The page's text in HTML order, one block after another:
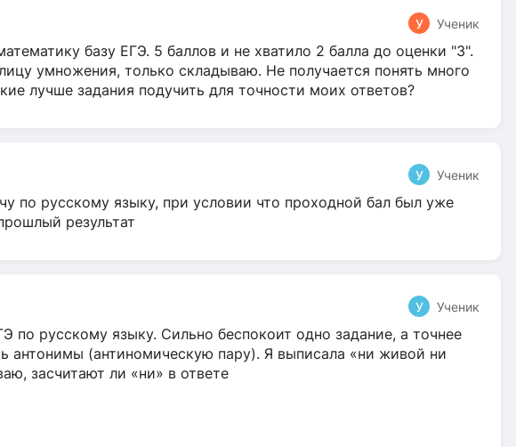
У Ученик
базу ЕГЭ. 5 баллов и не хватило 2 балла до оценки "3".
умножения, только складываю. Не получается понять много
лучше задания подучить для точности моих ответов?
У Ученик
по русскому языку, при условии что проходной бал был уже
результат
У Ученик
по русскому языку. Сильно беспокоит одно задание, а точнее
антонимы (антиномическую пару). Я выписала «ни живой ни
засчитают ли «ни» в ответе